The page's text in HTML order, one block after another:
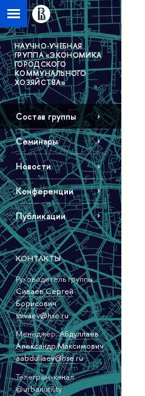
НАУЧНО-УЧЕБНАЯ
ГРУППА «ЭКОНОМИКА
ГОРОДСКОГО
КОММУНАЛЬНОГО
ХОЗЯЙСТВА»
Состав группы
Семинары
Новости
Конференции
Публикации
КОНТАКТЫ
Руководитель группы:
Сиваев Сергей
Борисович
ssivaev@hse.ru
Менеджер:Абдуллаев
Александр Максимович
aabdullaev@hse.ru
Телеграм-канал:
@urbanutility